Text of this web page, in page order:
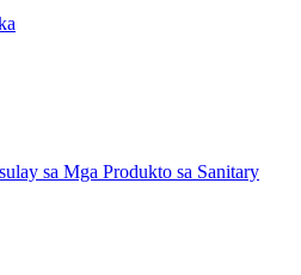
sa Mga Produkto sa Sanitary